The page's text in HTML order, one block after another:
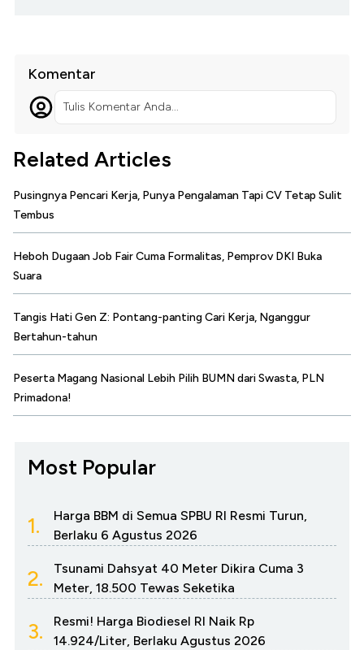
Komentar
Tulis Komentar Anda...
Related Articles
Pusingnya Pencari Kerja, Punya Pengalaman Tapi CV Tetap Sulit
Tembus
Heboh Dugaan Job Fair Cuma Formalitas, Pemprov DKI Buka
Suara
Tangis Hati Gen Z: Pontang-panting Cari Kerja, Nganggur
Bertahun-tahun
Peserta Magang Nasional Lebih Pilih BUMN dari Swasta, PLN
Primadona!
Most Popular
1.
Harga BBM di Semua SPBU RI Resmi Turun,
Berlaku 6 Agustus 2026
2.
Tsunami Dahsyat 40 Meter Dikira Cuma 3
Meter, 18.500 Tewas Seketika
3.
Resmi! Harga Biodiesel RI Naik Rp
14.924/Liter, Berlaku Agustus 2026